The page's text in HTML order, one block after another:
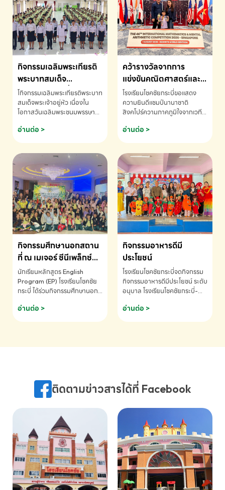
กิจกรรมเฉลิมพระเกียรติ
พระบาทสมเด็จ
พระเจ้าอยู่หัว เนื่องใน
โอกาสวันเฉลิม
พระชนมพรรษา
โกิจกรรมเฉลิมพระเกียรติพระบาท
สมเด็จพระเจ้าอยู่หัว เนื่องใน
โอกาสวันเฉลิมพระชนมพรรษา
ข้อมูลเพิ่มเติม โทร. 075-691910
อ่านต่อ >
คว้ารางวัลจากการ
แข่งขันคณิตศาสตร์และ
คณิตคิดเร็วนานาชาติ
ครั้งที่ 46 ประจำปี 2569
ณ ประเทศสิงคโปร์
โรงเรียนโชคชัยกระบี่ขอแสดง
ความยินดีแชมป์นานาชาติ
สิงคโปร์ความภาคภูมิใจจากเวที
ด.ช.พัทธนันท์ พรหมพันธ์ ชั้น
อนุบาล EP K3 โรงเรียนโชคชัย
แข่งขันคณิตศาสตร์และคณิตคิด
เร็วนานาชาติ ครั้งที่ 46 ประจำปี
2569 ณ ประเทศสิงคโปร์
INTERNATIONAL
MATHEMATICS AND
MENTAL ARITHMETIC
COMPETITION 2026 - ถ้วย
รางวัลรองชนะเลิศอันดับที่ 2
Mental Arithmetic
Competition K2 - ถ้วยรางวัล
รองชนะเลิศอันดับที่ 2 Mental
K2(Grop) โรงเรียนโชคชัยกระบี่-
สอบถามข้อมูลเพิ่มเติม โทร.
075-691910
อ่านต่อ >
กิจกรรมศึกษานอกสถาน
ที่ ณ เมเจอร์ ซีนีเพล็กซ์
ระดับประถมศึกษา (EP.1-
6)
นักเรียนหลักสูตร English
Program (EP) โรงเรียนโชคชัย
กระบี่ ได้ร่วมกิจกรรมศึกษานอก
ชมภาพยนตร์ Toy Story 5
(Soundtrack)เพื่อเสริมทักษะ
ภาษา ผ่านประสบการณ์การเรียนรู้
075-691910
อ่านต่อ >
กิจกรรมอาหารดีมี
ประโยชน์
โรงเรียนโชคชัยกระบี่จดกิจกรรม
กิจกรรมอาหารดีมีประโยชน์ ระดับ
อนุบาล โรงเรียนโชคชัยกระบี่-
075-691910
อ่านต่อ >
ติดตามข่าวสารได้ที่ Facebook